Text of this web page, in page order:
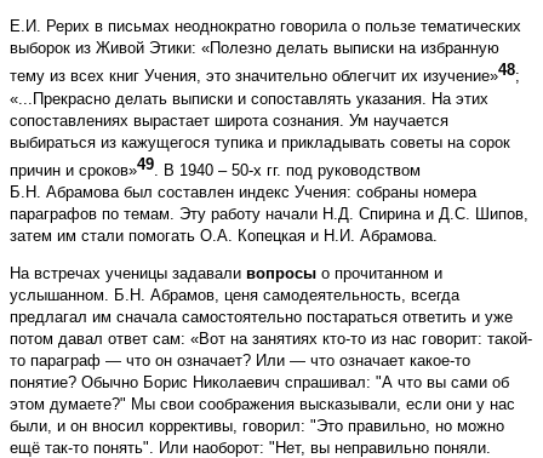
Е.И. Рерих в письмах неоднократно говорила о пользе тематических
выборок из Живой Этики: «Полезно делать выписки на избранную
тему из всех книг Учения, это значительно облегчит их изучение»48;
«...Прекрасно делать выписки и сопоставлять указания. На этих
сопоставлениях вырастает широта сознания. Ум научается
выбираться из кажущегося тупика и прикладывать советы на сорок
причин и сроков»49 . В 1940 – 50-х гг. под руководством
Б.Н. Абрамова был составлен индекс Учения: собраны номера
параграфов по темам. Эту работу начали Н.Д. Спирина и Д.С. Шипов,
затем им стали помогать О.А. Копецкая и Н.И. Абрамова.
На встречах ученицы задавали вопросы о прочитанном и
услышанном. Б.Н. Абрамов, ценя самодеятельность, всегда
предлагал им сначала самостоятельно постараться ответить и уже
потом давал ответ сам: «Вот на занятиях кто-то из нас говорит: такой-
то параграф — что он означает? Или — что означает какое-то
понятие? Обычно Борис Николаевич спрашивал: "А что вы сами об
этом думаете?" Мы свои соображения высказывали, если они у нас
были, и он вносил коррективы, говорил: "Это правильно, но можно
ещё так-то понять". Или наоборот: "Нет, вы неправильно поняли.